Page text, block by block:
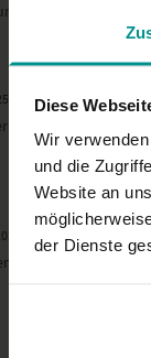
Diese
Wir
und die
Website an
der Dienste
und die wenigen
gewesen, wenn
Dank Irina und